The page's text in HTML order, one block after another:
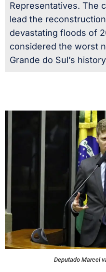
Representatives. The
lead the
devastating floods of
considered the worst
Grande do Sul’s
Deputado Marcel